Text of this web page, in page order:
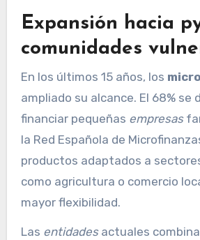
Expansión hacia
comunidades
En los últimos 15 años, los
ampliado su alcance. El 68% se
financiar pequeñas empresas
la Red Española de
productos adaptados a
como agricultura o comercio
mayor flexibilidad.
Las entidadesactuales